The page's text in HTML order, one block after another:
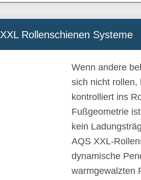
XXL Rollenschienen Systeme
Wenn andere
sich nicht rollen,
kontrolliert ins
Fußgeometrie
kein
AQS XXL-
dynamische
warmgewalzten